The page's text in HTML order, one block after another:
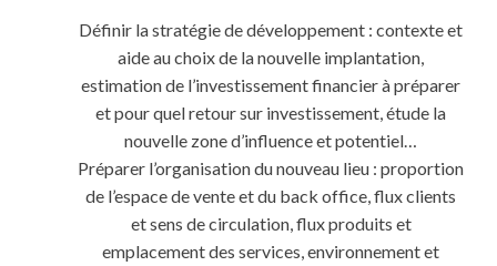
Définir la stratégie de développement : contexte et
aide au choix de la nouvelle implantation,
estimation de l’investissement financier à préparer
et pour quel retour sur investissement, étude la
nouvelle zone d’influence et potentiel…
Préparer l’organisation du nouveau lieu : proportion
de l’espace de vente et du back office, flux clients
et sens de circulation, flux produits et
emplacement des services, environnement et